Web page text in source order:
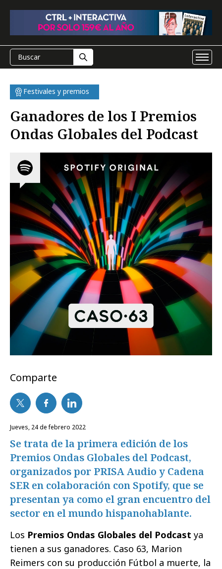
Festivales y premios
Ganadores de los I Premios
Ondas Globales del Podcast
Comparte
jueves, 24 de febrero 2022
Se trata de la primera edición de los
Premios Ondas Globales del Podcast,
organizados por PRISA Audio y Cadena
SER en colaboración con Spotify, que se
presentan ya como el gran encuentro del
sector en el mundo hispanohablante.
Los Premios Ondas Globales del Podcast ya
tienen a sus ganadores. Caso 63, Marion
Reimers con su producción Fútbol a muerte, la